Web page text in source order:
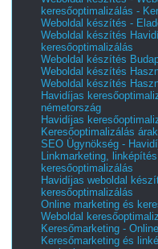
keresőoptimalizálás -
Weboldal készítés -
Weboldal készítés
keresőoptimalizálás
Weboldal készítés
Weboldal készítés
Weboldal készítés
Havidíjas
németország
Havidíjas
Keresőoptimalizálás árak
SEO Ügynökség -
Linkmarketing,
keresőoptimalizálás
Havidíjas weboldal
keresőoptimalizálás
Online marketing és
Weboldal
Keresőmarketing -
Keresőmarketing és